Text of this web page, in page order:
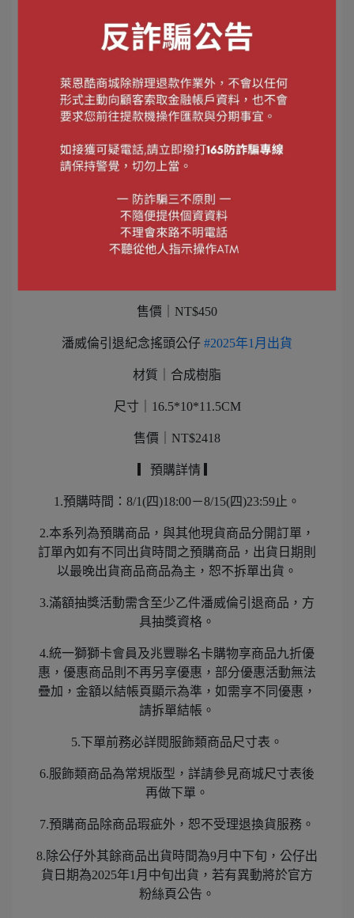
尺寸｜直徑7cm
潘威倫引退紀念球
材質｜PVC
尺寸｜直徑7cm
潘威倫引退紀念毛巾
材質｜聚酯纖維
售價｜NT$450
潘威倫引退紀念搖頭公仔 #2025年1月出貨
材質｜合成樹脂
尺寸｜16.5*10*11.5CM
售價｜NT$2418
▎預購詳情 ▎
1.預購時間：8/1(四)18:00－8/15(四)23:59止。
2.本系列為預購商品，與其他現貨商品分開訂單，
訂單內如有不同出貨時間之預購商品，出貨日期則
以最晚出貨商品商品為主，恕不拆單出貨。
3.滿額抽獎活動需含至少乙件潘威倫引退商品，方
具抽獎資格。
4.統一獅獅卡會員及兆豐聯名卡購物享商品九折優
惠，優惠商品則不再另享優惠，部分優惠活動無法
疊加，金額以結帳頁顯示為準，如需享不同優惠，
請拆單結帳。
5.下單前務必詳閱服飾類商品尺寸表。
6.服飾類商品為常規版型，詳請參見商城尺寸表後
再做下單。
7.預購商品除商品瑕疵外，恕不受理退換貨服務。
8.除公仔外其餘商品出貨時間為9月中下旬，公仔出
貨日期為2025年1月中旬出貨，若有異動將於官方
粉絲頁公告。